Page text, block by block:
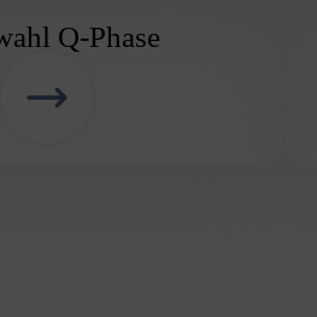
Q-Phase